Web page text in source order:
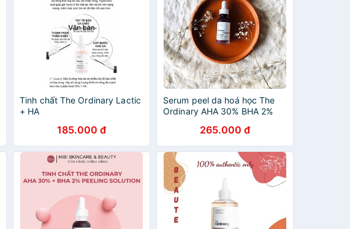
Tinh chất The Ordinary Lactic
+ HA
185.000 đ
Serum peel da hoá học The
Ordinary AHA 30% BHA 2%
265.000 đ